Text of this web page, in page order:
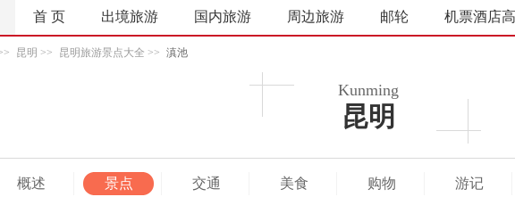
首 页 出境旅游 国内旅游 周边旅游 邮轮 机票酒店
昆明 >> 昆明旅游景点大全 >> 滇池
Kunming
昆明
概述 景点 交通 美食 购物 游记